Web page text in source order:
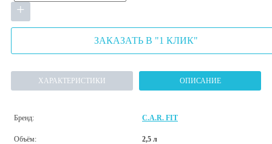
+
ЗАКАЗАТЬ В "1 КЛИК"
ХАРАКТЕРИСТИКИ ОПИСАНИЕ
Бренд: C.A.R. FIT
Объём: 2,5 л